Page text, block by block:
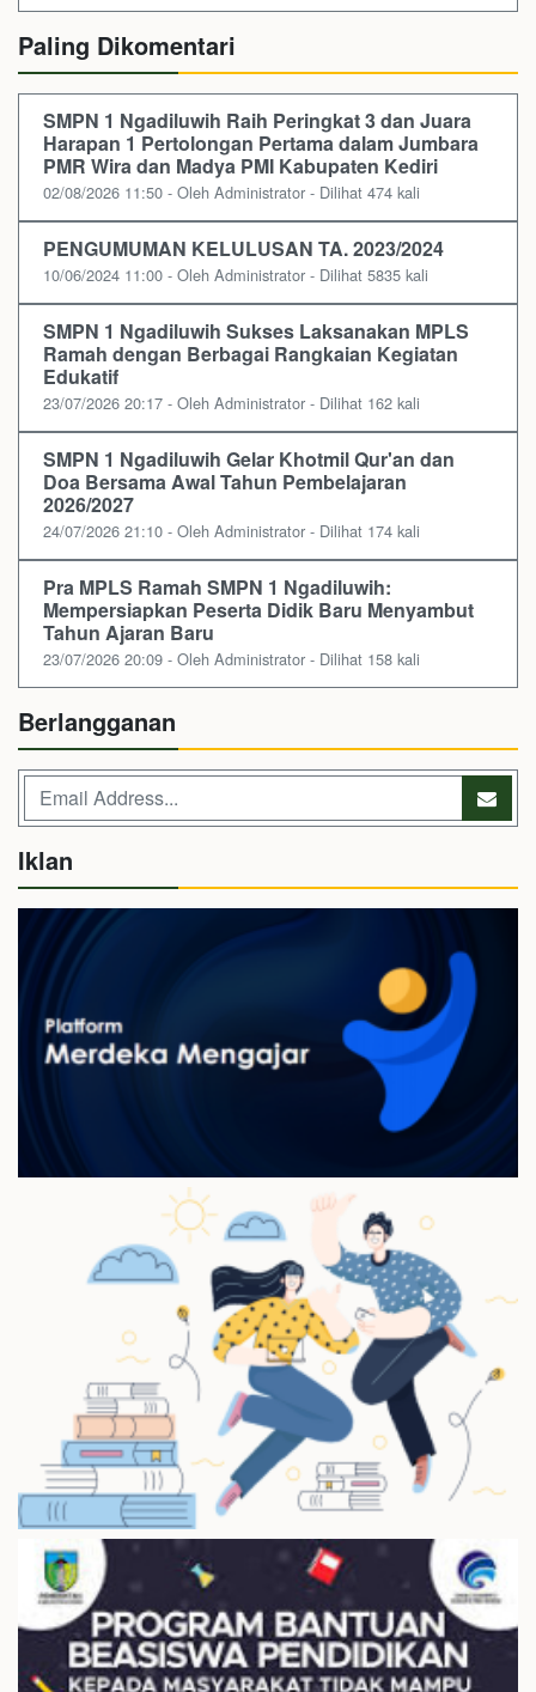
Paling Dikomentari
SMPN 1 Ngadiluwih Raih Peringkat 3 dan Juara
Harapan 1 Pertolongan Pertama dalam Jumbara
PMR Wira dan Madya PMI Kabupaten Kediri
02/08/2026 11:50 - Oleh Administrator - Dilihat 474 kali
PENGUMUMAN KELULUSAN TA. 2023/2024
10/06/2024 11:00 - Oleh Administrator - Dilihat 5835 kali
SMPN 1 Ngadiluwih Sukses Laksanakan MPLS
Ramah dengan Berbagai Rangkaian Kegiatan
Edukatif
23/07/2026 20:17 - Oleh Administrator - Dilihat 162 kali
SMPN 1 Ngadiluwih Gelar Khotmil Qur'an dan
Doa Bersama Awal Tahun Pembelajaran
2026/2027
24/07/2026 21:10 - Oleh Administrator - Dilihat 174 kali
Pra MPLS Ramah SMPN 1 Ngadiluwih:
Mempersiapkan Peserta Didik Baru Menyambut
Tahun Ajaran Baru
23/07/2026 20:09 - Oleh Administrator - Dilihat 158 kali
Berlangganan
Iklan